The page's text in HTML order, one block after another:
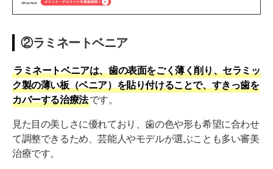
②ラミネートベニア
ラミネートベニアは、歯の表面をごく薄く削り、セラミッ
ク製の薄い板（ベニア）を貼り付けることで、すきっ歯を
カバーする治療法です。
見た目の美しさに優れており、歯の色や形も希望に合わせ
て調整できるため、芸能人やモデルが選ぶことも多い審美
治療です。